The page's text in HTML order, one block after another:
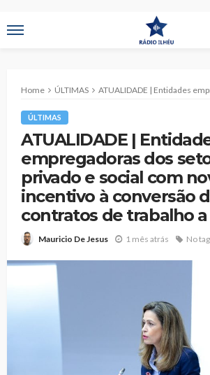
Home ÚLTIMAS ATUALIDADE | Entidades empregadoras dos setores privado e social com
ÚLTIMAS
ATUALIDADE |
empregadoras dos
privado e social com
incentivo à conversão
contratos de trabalho
Mauricio De Jesus 1 mês atrás No